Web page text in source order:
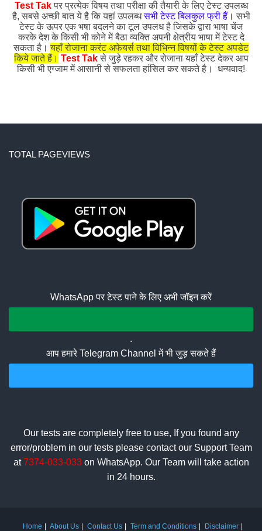
Test Takपर प्रत्येक विषय तथा परीक्षा की तैयारी के लिए टेस्ट उपलब्ध
है, सबसे अच्छी बात ये है कि यहां उपलब्धसभी टेस्ट बिलकुल फ्री हैं। सभी
टेस्ट के ऊपर एक भषा बदलने का टूल उपलध है जिसके द्वारा भाषा चेंज
करके देश के किसी भी कोने में बैठा व्यक्ति अपनी क्षेत्रीय भाषा में टेस्ट दे
सकता है।यहाँ रोजाना करंट अफेयर्स तथा विभिन्न विषयों के टेस्ट अपडेट
किये जाते हैं। Test Takसे जुड़े रहकर और रोजाना यहाँ टेस्ट देकर आप
किसी भी एग्जाम में आसानी से सफलता हांसिल कर सकते है। धन्यवाद!
TOTAL PAGEVIEWS
WhatsApp पर टेस्ट पाने के लिए अभी जॉइन करें
.
आप हमारे Telegram Channel में भी जुड़ सकते हैं
Our tests are completely free to use, If you found any
error/problem in our tests please contact our Support Team
at7374-033-033on WhatsApp. Our Team will take action
in 24 hours.
Home About Us Contact Us Term and Conditions
Disclaimer